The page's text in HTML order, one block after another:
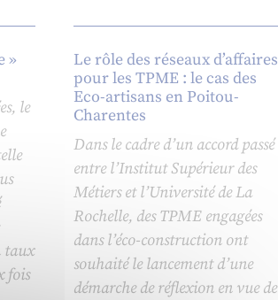
»
le
taux
fois
Le rôle des réseaux d’affaires
pour les TPME : le cas des
Eco-artisans en Poitou-
Charentes
Dans le cadre d’un accord passé
entre l’Institut Supérieur des
Métiers et l’Université de La
Rochelle, des TPME engagées
dans l’éco-construction ont
souhaité le lancement d’une
démarche de réflexion en vue de